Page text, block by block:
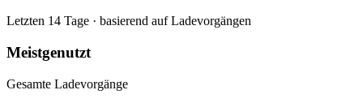
Letzten 14 Tage · basierend auf Ladevorgängen
Meistgenutzt
Gesamte Ladevorgänge